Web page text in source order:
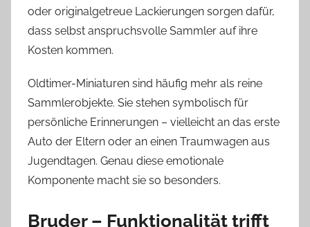
oder originalgetreue Lackierungen sorgen dafür,
dass selbst anspruchsvolle Sammler auf ihre
Kosten kommen.
Oldtimer-Miniaturen sind häufig mehr als reine
Sammlerobjekte. Sie stehen symbolisch für
persönliche Erinnerungen – vielleicht an das erste
Auto der Eltern oder an einen Traumwagen aus
Jugendtagen. Genau diese emotionale
Komponente macht sie so besonders.
Bruder – Funktionalität trifft